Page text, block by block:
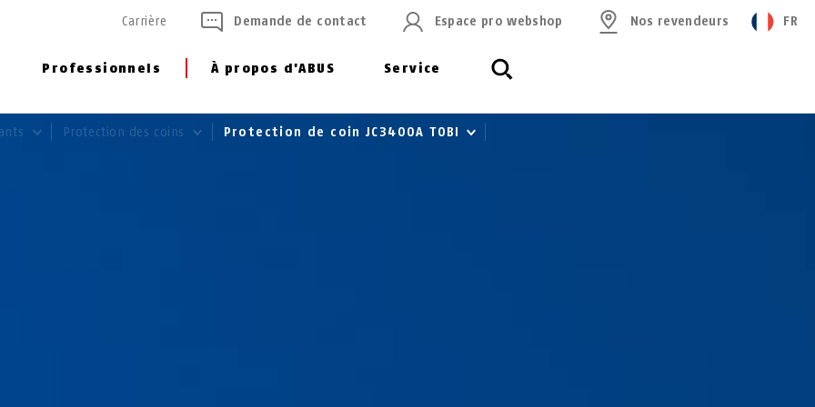
Professionnels À propos d'ABUS Service
Carrière Demande de contact Espace pro webshop Nos revendeurs FR
Protection des coins Protection de coin JC3400A TOBI